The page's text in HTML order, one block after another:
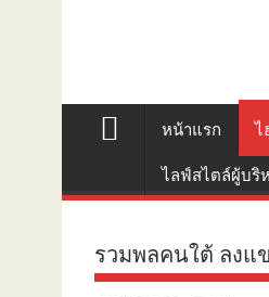
หน้าแรก ไ
ไลฟ์สไตล์ผู้บริ
รวมพลคนใต้ ลงแ